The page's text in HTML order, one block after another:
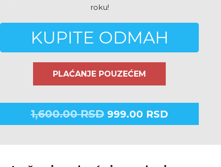
roku!
KUPITE ODMAH
PLAĆANJE POUZEĆEM
1,600.00RSD 999.00 RSD